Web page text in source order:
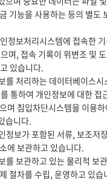
기능을 사용하는 등의 별도
정보처리시스템에 접속한
며, 접속 기록이 위변조 및 도
있습니다.
처리하는 데이터베이스시
통하여 개인정보에 대한 접
며 침입차단시스템을 이용
습니다.
보가 포함된 서류, 보조저
에 보관하고 있습니다.
보관하고 있는 물리적 보관
절차를 수립, 운영하고 있습